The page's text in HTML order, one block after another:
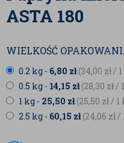
ASTA 180
WIELKOŚĆ
0.2 kg - 6,80 zł(34,00 zł /
0.5 kg - 14,15 zł(28,30 zł /
1 kg - 25,50 zł(25,50 zł / 1
2.5 kg - 60,15 zł(24,06 zł /